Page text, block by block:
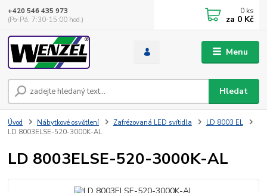
Menu
Hledat
+420 546 435 973
(Po-Pá, 7:30-15:00 hod.)
0 ks
za 0 Kč
Úvod Nábytkové osvětlení Zafrézovaná LED svítidla
LD 8003 EL
LD 8003ELSE-520-3000K-AL
LD 8003ELSE-520-3000K-AL